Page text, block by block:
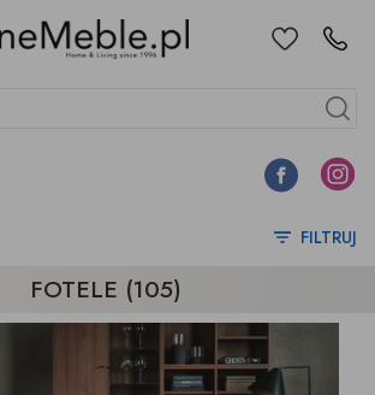
UlubioneKontakt
Szukaj
Facebook
FILTRUJ
FOTELE (105)